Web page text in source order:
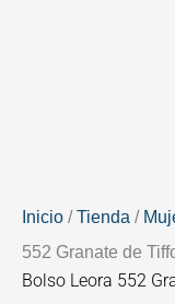
Inicio /Tienda /
552 Granate de
Bolso Leora 552